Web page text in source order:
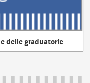
delle graduatorie